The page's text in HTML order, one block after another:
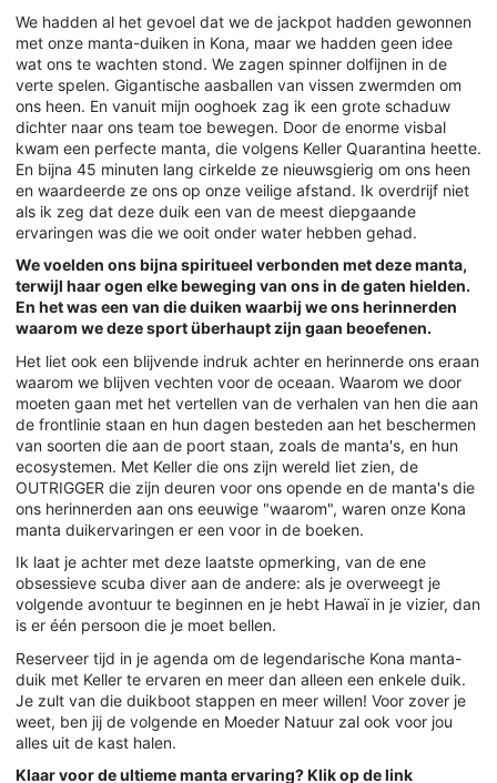
We hadden al het gevoel dat we de jackpot hadden gewonnen
met onze manta-duiken in Kona, maar we hadden geen idee
wat ons te wachten stond. We zagen spinner dolfijnen in de
verte spelen. Gigantische aasballen van vissen zwermden om
ons heen. En vanuit mijn ooghoek zag ik een grote schaduw
dichter naar ons team toe bewegen. Door de enorme visbal
kwam een perfecte manta, die volgens Keller Quarantina heette.
En bijna 45 minuten lang cirkelde ze nieuwsgierig om ons heen
en waardeerde ze ons op onze veilige afstand. Ik overdrijf niet
als ik zeg dat deze duik een van de meest diepgaande
ervaringen was die we ooit onder water hebben gehad.
We voelden ons bijna spiritueel verbonden met deze manta,
terwijl haar ogen elke beweging van ons in de gaten hielden.
En het was een van die duiken waarbij we ons herinnerden
waarom we deze sport überhaupt zijn gaan beoefenen.
Het liet ook een blijvende indruk achter en herinnerde ons eraan
waarom we blijven vechten voor de oceaan. Waarom we door
moeten gaan met het vertellen van de verhalen van hen die aan
de frontlinie staan en hun dagen besteden aan het beschermen
van soorten die aan de poort staan, zoals de manta's, en hun
ecosystemen. Met Keller die ons zijn wereld liet zien, de
OUTRIGGER die zijn deuren voor ons opende en de manta's die
ons herinnerden aan ons eeuwige "waarom", waren onze Kona
manta duikervaringen er een voor in de boeken.
Ik laat je achter met deze laatste opmerking, van de ene
obsessieve scuba diver aan de andere: als je overweegt je
volgende avontuur te beginnen en je hebt Hawaï in je vizier, dan
is er één persoon die je moet bellen.
Reserveer tijd in je agenda om de legendarische Kona manta-
duik met Keller te ervaren en meer dan alleen een enkele duik.
Je zult van die duikboot stappen en meer willen! Voor zover je
weet, ben jij de volgende en Moeder Natuur zal ook voor jou
alles uit de kast halen.
Klaar voor de ultieme manta ervaring? Klik op de link